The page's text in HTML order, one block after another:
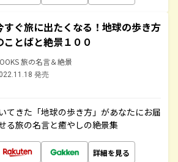
すぐ旅に出たくなる！地球の歩き方
ことばと絶景１００
旅の名言＆絶景
発売
てきた「地球の歩き方」があなたにお届
る旅の名言と癒やしの絶景集
詳細を見る